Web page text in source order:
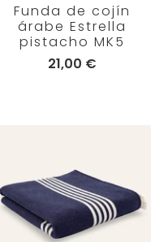
Funda de cojín
árabe Estrella
pistacho MK5
21,00 €